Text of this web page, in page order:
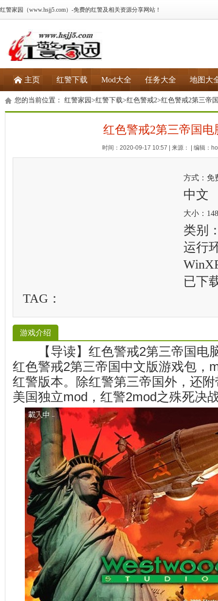
红警家园（www.hsjj5.com）-免费的红警及相关资源分享网站！
主页 红警下载 Mod大全 任务大全 地图大
您的当前位置： 红警家园 >红警下载>红色警戒2>红色警戒2第三帝
红色警戒2第三帝国电
时间：2020-09-17 10:57 | 来源： | 编辑：
方式：免
中文
大小：
类别
运行
已下
TAG：
游戏介绍
【导读】红色警戒2第三帝国电
红色警戒2第三帝国中文版游戏包，
红警版本。除红警第三帝国外，还
美国独立mod，红警2mod之殊死决